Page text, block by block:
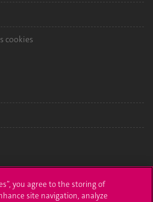
cookies
you agree to the storing of
site navigation, analyze